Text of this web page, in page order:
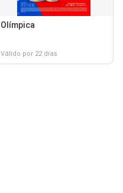
Olímpica
Válido por 22 días